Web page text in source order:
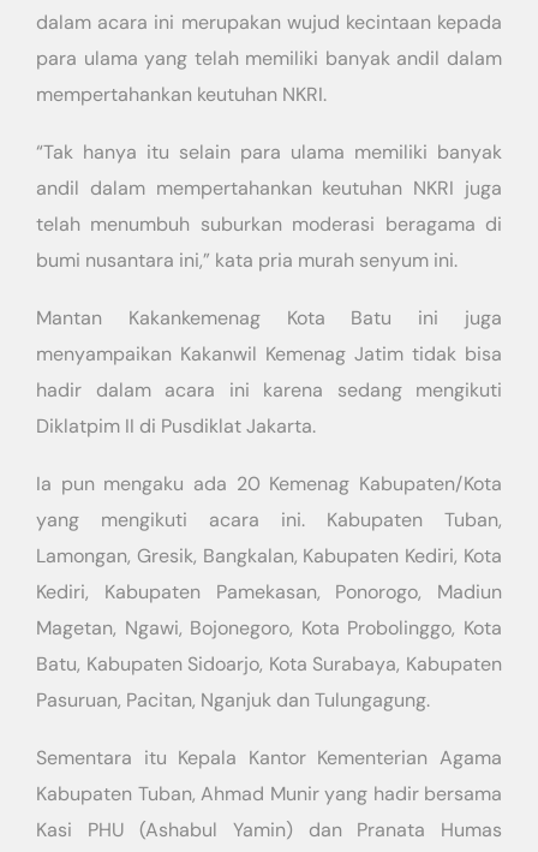
dalam acara ini merupakan wujud kecintaan kepada
para ulama yang telah memiliki banyak andil dalam
mempertahankan keutuhan NKRI.
“Tak hanya itu selain para ulama memiliki banyak
andil dalam mempertahankan keutuhan NKRI juga
telah menumbuh suburkan moderasi beragama di
bumi nusantara ini,” kata pria murah senyum ini.
Mantan Kakankemenag Kota Batu ini juga
menyampaikan Kakanwil Kemenag Jatim tidak bisa
hadir dalam acara ini karena sedang mengikuti
Diklatpim II di Pusdiklat Jakarta.
Ia pun mengaku ada 20 Kemenag Kabupaten/Kota
yang mengikuti acara ini. Kabupaten Tuban,
Lamongan, Gresik, Bangkalan, Kabupaten Kediri, Kota
Kediri, Kabupaten Pamekasan, Ponorogo, Madiun
Magetan, Ngawi, Bojonegoro, Kota Probolinggo, Kota
Batu, Kabupaten Sidoarjo, Kota Surabaya, Kabupaten
Pasuruan, Pacitan, Nganjuk dan Tulungagung.
Sementara itu Kepala Kantor Kementerian Agama
Kabupaten Tuban, Ahmad Munir yang hadir bersama
Kasi PHU (Ashabul Yamin) dan Pranata Humas